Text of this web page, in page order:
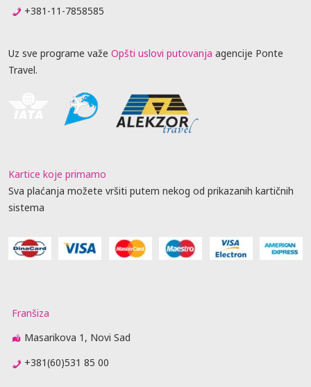
+381-11-7858585
Uz sve programe važe Opšti uslovi putovanja agencije Ponte
Travel.
Kartice koje primamo
Sva plaćanja možete vršiti putem nekog od prikazanih kartičnih
sistema
Franšiza
Masarikova 1, Novi Sad
+381(60)531 85 00